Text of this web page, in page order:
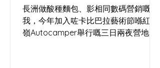
長洲做酸種麵包、影相同數碼營銷嘅
我，今年加入咗卡比巴拉藝術節喺紅花
嶺Autocamper舉行嘅三日兩夜營地聚